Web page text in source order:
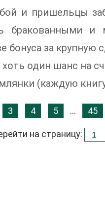
и пришельцы
бракованными и
бонуса за крупную
один шанс на
(каждую
3 4 5 ... 45
на страницу: